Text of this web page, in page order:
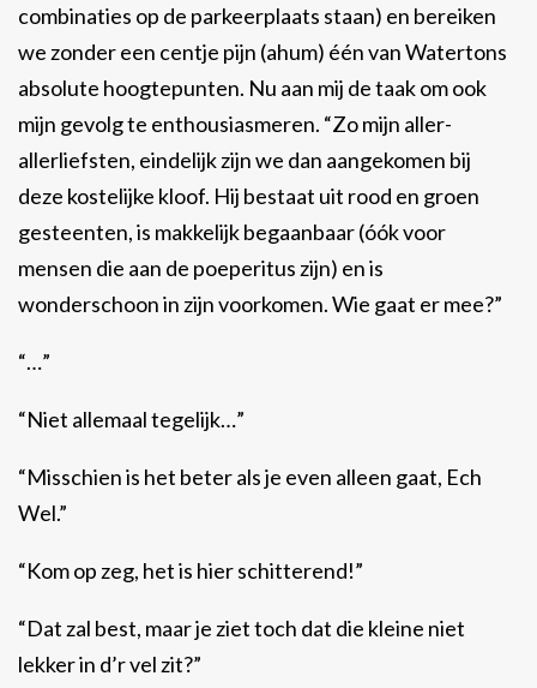
combinaties op de parkeerplaats staan) en bereiken
we zonder een centje pijn (ahum) één van Watertons
absolute hoogtepunten. Nu aan mij de taak om ook
mijn gevolg te enthousiasmeren. “Zo mijn aller-
allerliefsten, eindelijk zijn we dan aangekomen bij
deze kostelijke kloof. Hij bestaat uit rood en groen
gesteenten, is makkelijk begaanbaar (óók voor
mensen die aan de poeperitus zijn) en is
wonderschoon in zijn voorkomen. Wie gaat er mee?”
“…”
“Niet allemaal tegelijk…”
“Misschien is het beter als je even alleen gaat, Ech
Wel.”
“Kom op zeg, het is hier schitterend!”
“Dat zal best, maar je ziet toch dat die kleine niet
lekker in d’r vel zit?”